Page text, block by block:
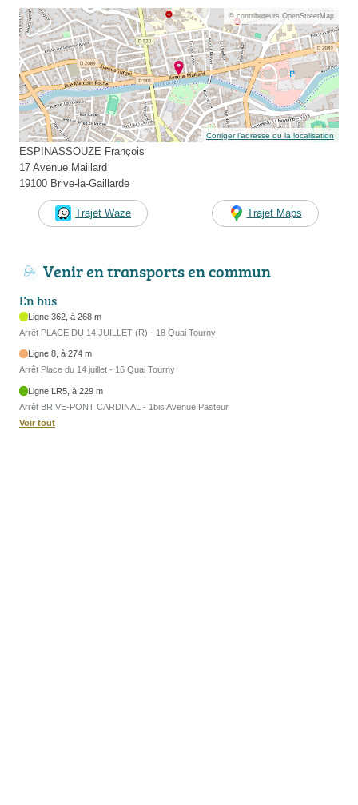
© contributeurs OpenStreetMap
Corriger l’adresse ou la localisation
ESPINASSOUZE François
17 Avenue Maillard
19100 Brive-la-Gaillarde
Trajet Waze Trajet Maps
Venir en transports en commun
En bus
Ligne 362, à 268 m
Arrêt PLACE DU 14 JUILLET (R) - 18 Quai Tourny
Ligne 8, à 274 m
Arrêt Place du 14 juillet - 16 Quai Tourny
Ligne LR5, à 229 m
Arrêt BRIVE-PONT CARDINAL - 1bis Avenue Pasteur
Voir tout